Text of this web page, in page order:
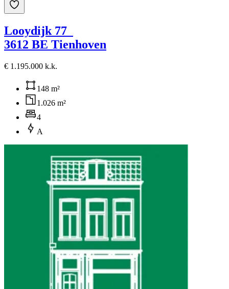
Looydijk 77
3612 BE Tienhoven
€ 1.195.000 k.k.
148 m²
1.026 m²
4
A